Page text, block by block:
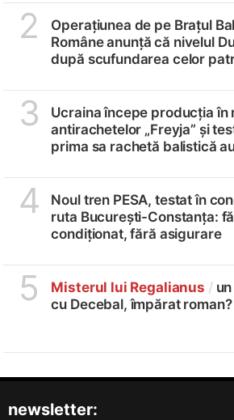
2
Operațiunea de pe Brațul
Române anunță că nivelul
după scufundarea celor
3
Ucraina începe producția în
antirachetelor „Freyja” și
prima sa rachetă balistică
4
Noul tren PESA, testat în
ruta București-Constanța:
condiționat, fără asigurare
5 Misterul lui Regalianus /un
cu Decebal, împărat roman?
newsletter: